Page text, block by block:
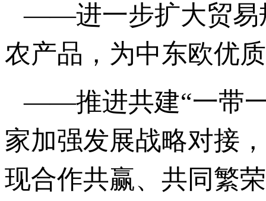
——进一步扩大贸易
农产品，为中东欧优
——推进共建“一带
家加强发展战略对接
现合作共赢、共同繁